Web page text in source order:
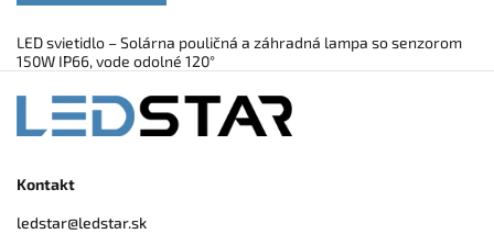
LED svietidlo – Solárna pouličná a záhradná lampa so senzorom
150W IP66, vode odolné 120°
Kontakt
ledstar@ledstar.sk